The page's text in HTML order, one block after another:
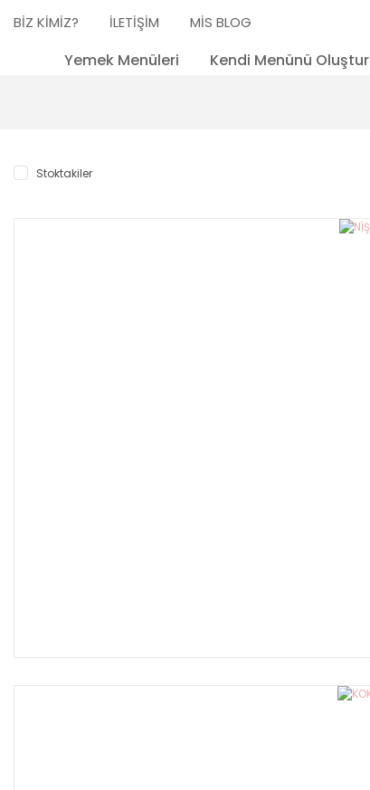
BİZ KİMİZ? İLETİŞİM MİS BLOG
Yemek Menüleri Kendi Menünü Oluştur
Stoktakiler